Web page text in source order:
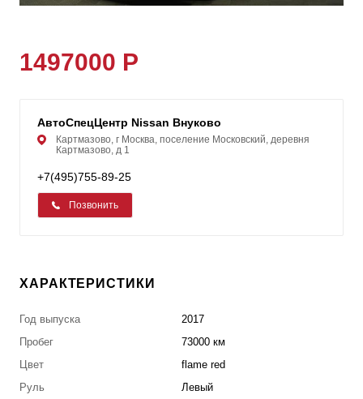
1497000 Р
АвтоСпецЦентр Nissan Внуково
Картмазово, г Москва, поселение Московский, деревня
Картмазово, д 1
+7(495)755-89-25
Позвонить
ХАРАКТЕРИСТИКИ
Год выпуска
2017
Пробег
73000 км
Цвет
flame red
Руль
Левый